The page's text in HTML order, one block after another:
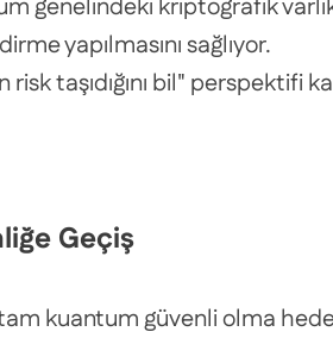
genelindeki kriptografik
yapılmasını sağlıyor.
taşıdığını bil"
Geçiş
kuantum güvenli olma